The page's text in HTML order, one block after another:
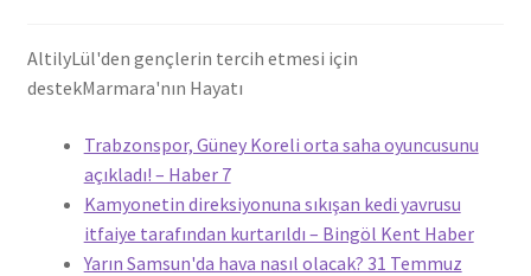
AltilyLül'den gençlerin tercih etmesi için
destekMarmara'nın Hayatı
Trabzonspor, Güney Koreli orta saha oyuncusunu
açıkladı! – Haber 7
Kamyonetin direksiyonuna sıkışan kedi yavrusu
itfaiye tarafından kurtarıldı – Bingöl Kent Haber
Yarın Samsun'da hava nasıl olacak? 31 Temmuz